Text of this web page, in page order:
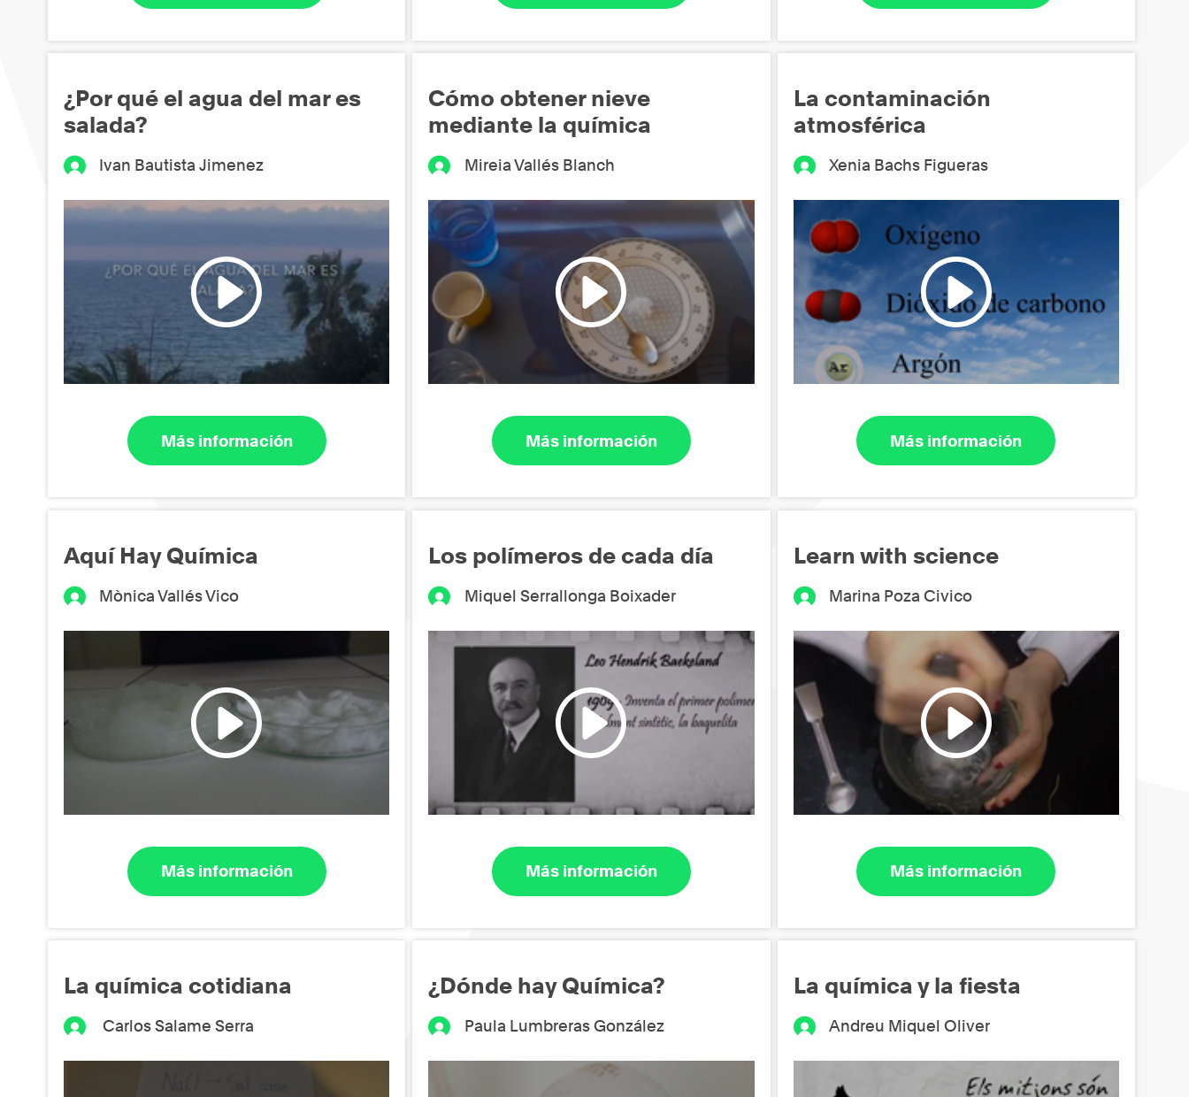
¿Por qué el agua del mar es
salada?
Ivan Bautista Jimenez
Más información
Cómo obtener nieve
mediante la química
Mireia Vallés Blanch
Más información
La contaminación
atmosférica
Xenia Bachs Figueras
Más información
Aquí Hay Química
Mònica Vallés Vico
Más información
Los polímeros de cada día
Miquel Serrallonga Boixader
Más información
Learn with science
Marina Poza Civico
Más información
La química cotidiana
Carlos Salame Serra
¿Dónde hay Química?
Paula Lumbreras González
La química y la fiesta
Andreu Miquel Oliver